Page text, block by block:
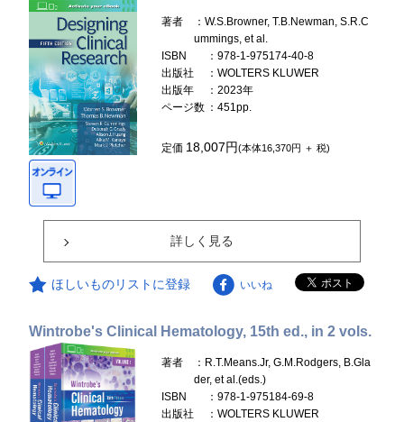
著者
：W.S.Browner, T.B.Newman, S.R.C
ummings, et al.
ISBN
：978-1-975174-40-8
出版社
：WOLTERS KLUWER
出版年
：2023年
ページ数 ：451pp.
定価 18,007円(本体16,370円 ＋ 税)
詳しく見る
ほしいものリストに登録 いいね
Wintrobe's Clinical Hematology, 15th ed., in 2 vols.
著者
：R.T.Means.Jr, G.M.Rodgers, B.Gla
der, et al.(eds.)
ISBN
：978-1-975184-69-8
出版社
：WOLTERS KLUWER